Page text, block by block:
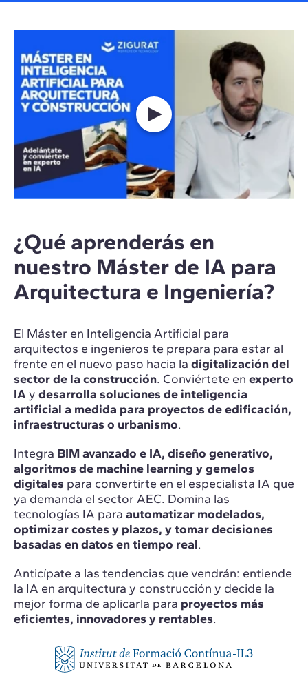
¿Qué aprenderás en
nuestro Máster de IA para
Arquitectura e Ingeniería?
El Máster en Inteligencia Artificial para
arquitectos e ingenieros te prepara para estar al
frente en el nuevo paso hacia la digitalización del
sector de la construcción. Conviértete en experto
IAy desarrolla soluciones de inteligencia
artificial a medida para proyectos de edificación,
infraestructuras o urbanismo.
Integra BIM avanzado e IA, diseño generativo,
algoritmos de machine learning y gemelos
digitales para convertirte en el especialista IA que
ya demanda el sector AEC. Domina las
tecnologías IA para automatizar modelados,
optimizar costes y plazos, y tomar decisiones
basadas en datos en tiempo real.
Anticípate a las tendencias que vendrán: entiende
la IA en arquitectura y construcción y decide la
mejor forma de aplicarla para proyectos más
eficientes, innovadores y rentables.